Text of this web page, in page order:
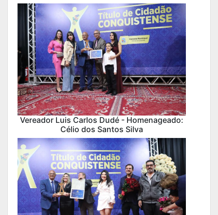
Vereador Luis Carlos Dudé - Homenageado:
Célio dos Santos Silva